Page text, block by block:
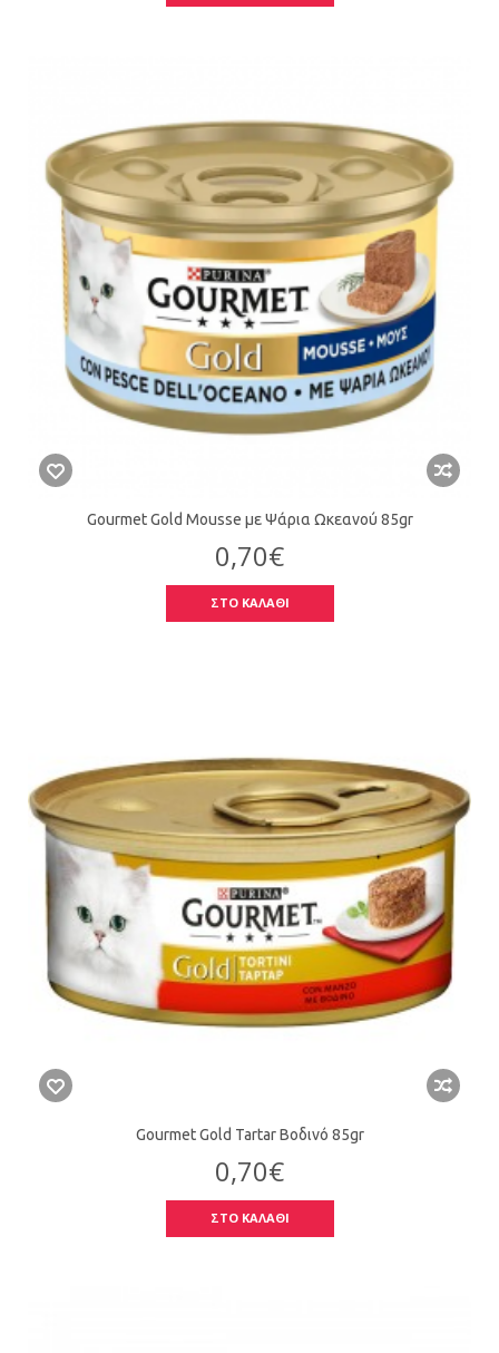
Gourmet Gold Mousse με Ψάρια Ωκεανού 85gr
0,70€
ΣΤΟ ΚΑΛΑΘΙ
Gourmet Gold Tartar Βοδινό 85gr
0,70€
ΣΤΟ ΚΑΛΑΘΙ